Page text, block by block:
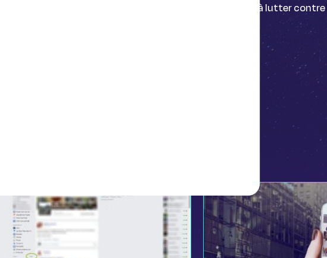
d'utilisateurs sera l'allié de votre repos et vous aidera à lutter contre